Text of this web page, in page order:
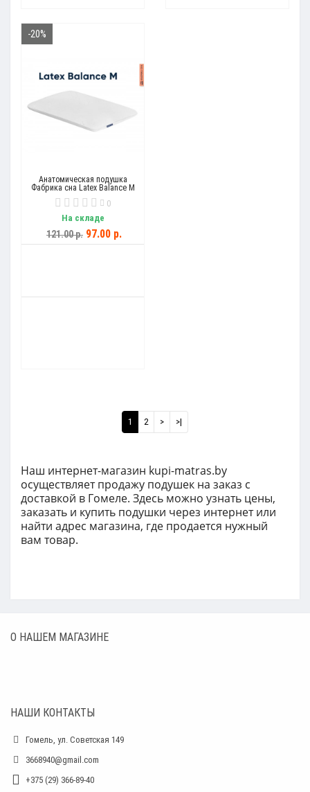
-20%
Анатомическая подушка
Фабрика сна Latex Balance M
0
На складе
121.00 р. 97.00 р.
1 2 > >|
Наш интернет-магазин kupi-matras.by
осуществляет продажу подушек на заказ с
доставкой в Гомеле. Здесь можно узнать цены,
заказать и купить подушки через интернет или
найти адрес магазина, где продается нужный
вам товар.
О НАШЕМ МАГАЗИНЕ
НАШИ КОНТАКТЫ
Гомель, ул. Советская 149
3668940@gmail.com
+375 (29) 366-89-40